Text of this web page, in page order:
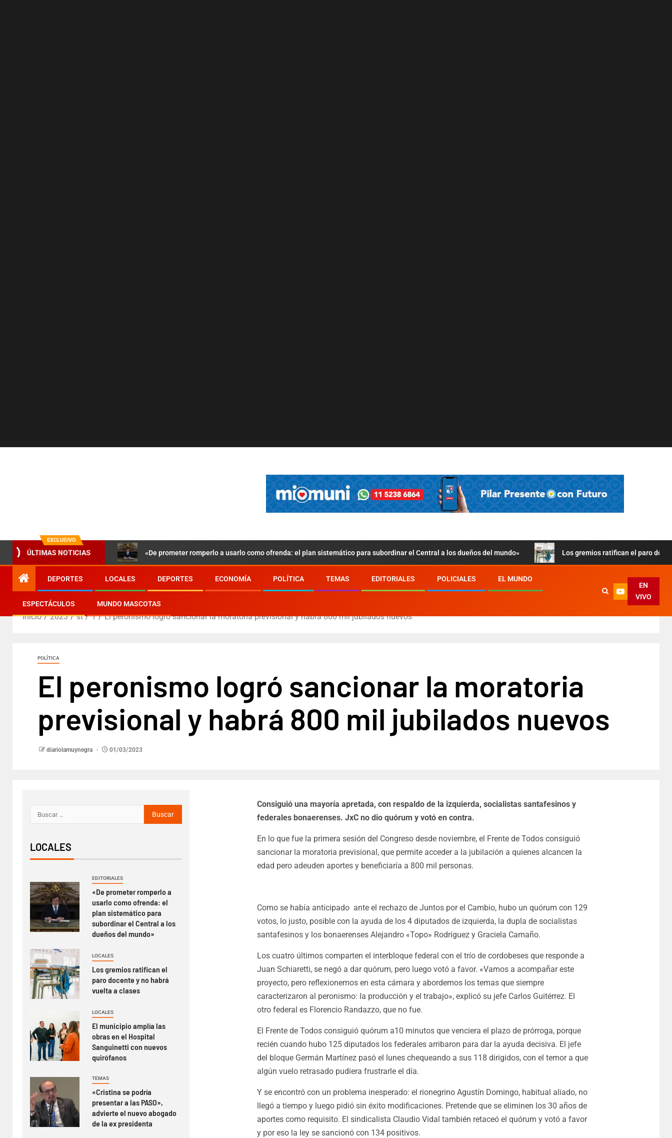
EXCLUSIVO
ÚLTIMAS NOTICIAS «De prometer romperlo a usarlo como ofrenda: el plan sistemático para subordinar el Central a los dueños del mundo» Los gremios ratifican el paro
DEPORTES LOCALES DEPORTES ECONOMÍA POLÍTICA TEMAS EDITORIALES POLICIALES EL MUNDO
ESPECTÁCULOS MUNDO MASCOTAS
EN
VIVO
Inicio 2023 st 1 El peronismo logró sancionar la moratoria previsional y habrá 800 mil jubilados nuevos
POLÍTICA
El peronismo logró sancionar la moratoria
previsional y habrá 800 mil jubilados nuevos
diariolamuynegra 01/03/2023
Consiguió una mayoría apretada, con respaldo de la izquierda, socialistas santafesinos y
federales bonaerenses. JxC no dio quórum y votó en contra.
En lo que fue la primera sesión del Congreso desde noviembre, el Frente de Todos consiguió
sancionar la moratoria previsional, que permite acceder a la jubilación a quienes alcancen la
edad pero adeuden aportes y beneficiaría a 800 mil personas.
Como se había anticipado ante el rechazo de Juntos por el Cambio, hubo un quórum con 129
votos, lo justo, posible con la ayuda de los 4 diputados de izquierda, la dupla de socialistas
santafesinos y los bonaerenses Alejandro «Topo» Rodríguez y Graciela Camaño.
Los cuatro últimos comparten el interbloque federal con el trío de cordobeses que responde a
Juan Schiaretti, se negó a dar quórum, pero luego votó a favor. «Vamos a acompañar este
proyecto, pero reflexionemos en esta cámara y abordemos los temas que siempre
caracterizaron al peronismo: la producción y el trabajo», explicó su jefe Carlos Guitérrez. El
otro federal es Florencio Randazzo, que no fue.
El Frente de Todos consiguió quórum a10 minutos que venciera el plazo de prórroga, porque
recién cuando hubo 125 diputados los federales arribaron para dar la ayuda decisiva. El jefe
del bloque Germán Martínez pasó el lunes chequeando a sus 118 dirigidos, con el temor a que
algún vuelo retrasado pudiera frustrarle el día.
Y se encontró con un problema inesperado: el rionegrino Agustín Domingo, habitual aliado, no
llegó a tiempo y luego pidió sin éxito modificaciones. Pretende que se eliminen los 30 años de
aportes como requisito. El sindicalista Claudio Vidal también retaceó el quórum y votó a favor
y por eso la ley se sancionó con 134 positivos.
LOCALES
EDITORIALES
«De prometer romperlo a
usarlo como ofrenda: el
plan sistemático para
subordinar el Central a los
dueños del mundo»
LOCALES
Los gremios ratifican el
paro docente y no habrá
vuelta a clases
LOCALES
El municipio amplía las
obras en el Hospital
Sanguinetti con nuevos
quirófanos
TEMAS
«Cristina se podría
presentar a las PASO»,
advierte el nuevo abogado
de la ex presidenta